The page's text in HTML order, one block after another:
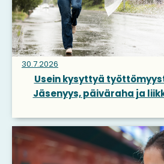
30.7.2026
Usein kysyttyä
Jäsenyys, päiväraha ja